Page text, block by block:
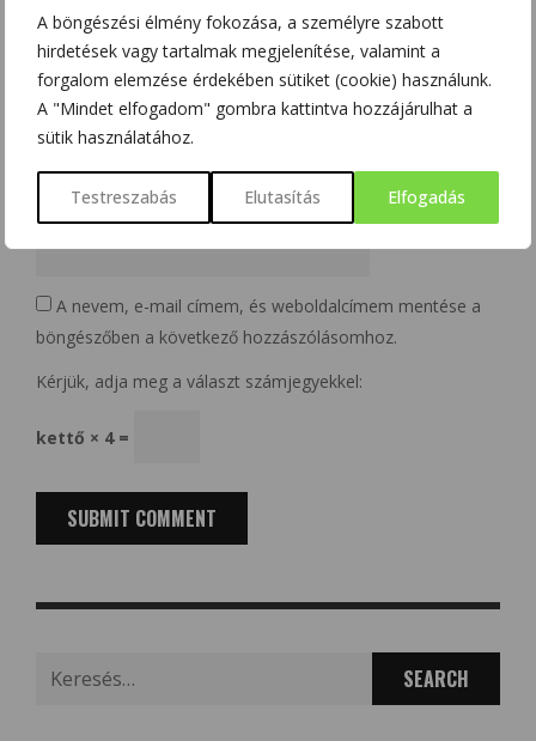
A böngészési élmény fokozása, a személyre szabott
hirdetések vagy tartalmak megjelenítése, valamint a
forgalom elemzése érdekében sütiket (cookie) használunk.
A "Mindet elfogadom" gombra kattintva hozzájárulhat a
sütik használatához.
Testreszabás Elutasítás Elfogadás
Email
Website
A nevem, e-mail címem, és weboldalcímem mentése a
böngészőben a következő hozzászólásomhoz.
Kérjük, adja meg a választ számjegyekkel:
kettő × 4 =
for: